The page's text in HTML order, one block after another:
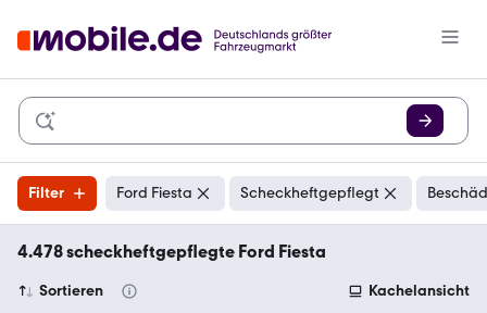
Filter Ford Fiesta Scheckheftgepflegt
4.478 scheckheftgepflegte Ford Fiesta
Sortieren Kachelansicht